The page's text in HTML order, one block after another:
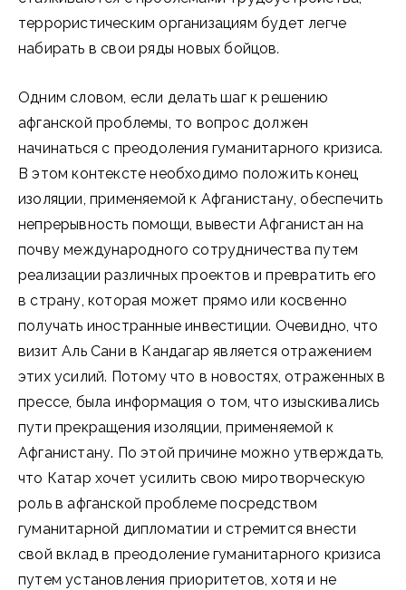
террористическим организациям будет легче
набирать в свои ряды новых бойцов.
Одним словом, если делать шаг к решению
афганской проблемы, то вопрос должен
начинаться с преодоления гуманитарного кризиса.
В этом контексте необходимо положить конец
изоляции, применяемой к Афганистану, обеспечить
непрерывность помощи, вывести Афганистан на
почву международного сотрудничества путем
реализации различных проектов и превратить его
в страну, которая может прямо или косвенно
получать иностранные инвестиции. Очевидно, что
визит Аль Сани в Кандагар является отражением
этих усилий. Потому что в новостях, отраженных в
прессе, была информация о том, что изыскивались
пути прекращения изоляции, применяемой к
Афганистану. По этой причине можно утверждать,
что Катар хочет усилить свою миротворческую
роль в афганской проблеме посредством
гуманитарной дипломатии и стремится внести
свой вклад в преодоление гуманитарного кризиса
путем установления приоритетов, хотя и не